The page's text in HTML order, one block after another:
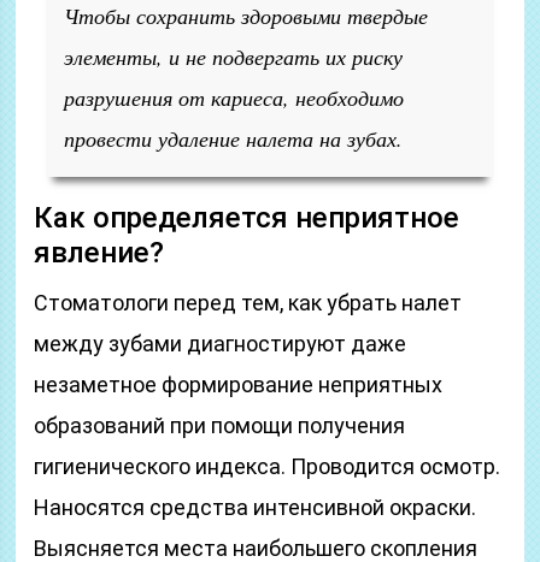
Чтобы сохранить здоровыми твердые
элементы, и не подвергать их риску
разрушения от кариеса, необходимо
провести удаление налета на зубах.
Как определяется неприятное
явление?
Стоматологи перед тем, как убрать налет
между зубами диагностируют даже
незаметное формирование неприятных
образований при помощи получения
гигиенического индекса. Проводится осмотр.
Наносятся средства интенсивной окраски.
Выясняется места наибольшего скопления